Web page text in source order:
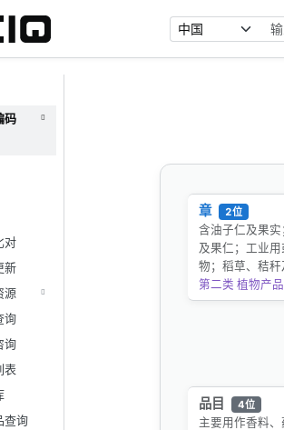
码
对
新
源
询
询
表
查询
章 2位
含油子仁及果
及果仁；工业
物；稻草、秸秆
第二类 植物产品
品目 4位
主要用作香料